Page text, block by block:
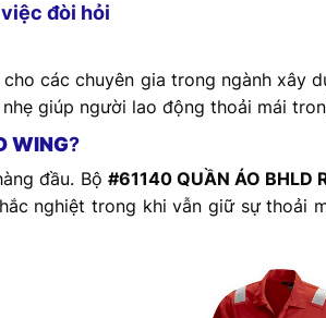
đòi hỏi
các chuyên gia trong ngành xây
giúp người lao động thoải mái
WING?
đầu. Bộ #61140 QUẦN ÁO BHLD
nghiệt trong khi vẫn giữ sự thoải